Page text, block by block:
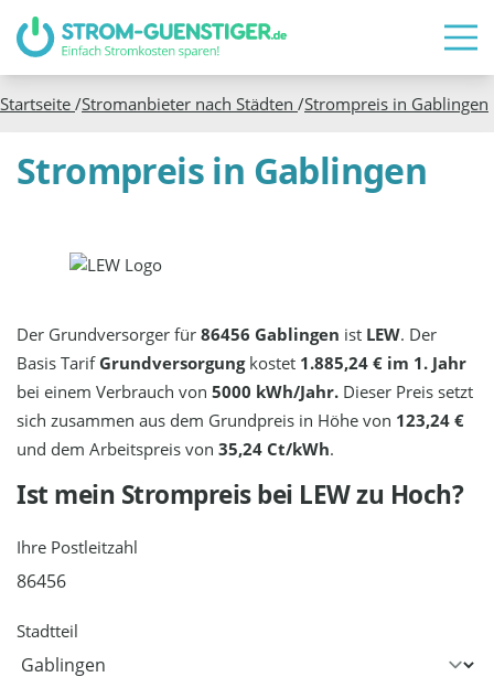
Startseite /Stromanbieter nach Städten /Strompreis in Gablingen
Strompreis in Gablingen
Der Grundversorger für86456 Gablingen ist LEW. Der
Basis Tarif Grundversorgungkostet 1.885,24 € im 1. Jahr
bei einem Verbrauch von5000 kWh/Jahr. Dieser Preis setzt
sich zusammen aus dem Grundpreis in Höhe von 123,24 €
und dem Arbeitspreis von35,24 Ct/kWh.
Ist mein Strompreis bei LEWzu Hoch?
Ihre Postleitzahl
Stadtteil